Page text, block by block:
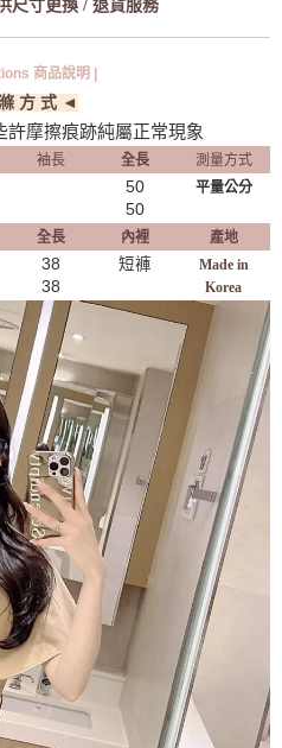
尺寸更換 / 退貨服務
商品說明 |
方 式 ◄
摩擦痕跡純屬正常現象
袖長 全長
測量方式
50
50
平量公分
全長 內裡
產地
38
38
短褲
Made in
Korea